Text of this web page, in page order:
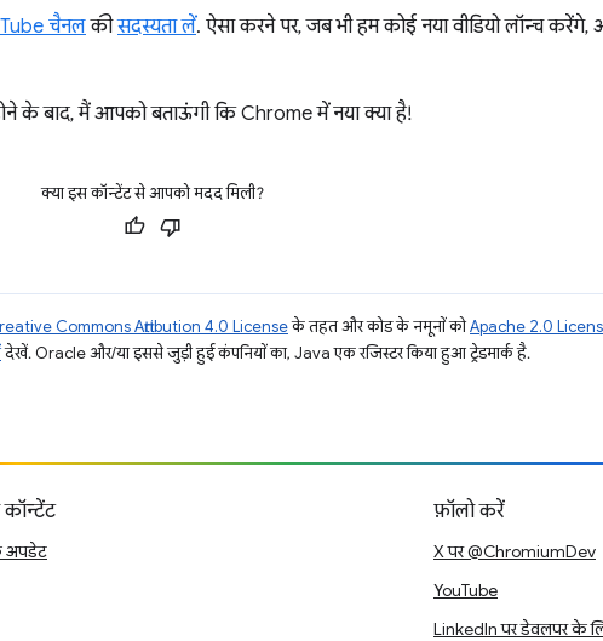
चैनलकीसदस्यता लें. ऐसा करने पर, जब भी हम कोई नया वीडियो लॉन्च
के बाद, मैं आपको बताऊंगी कि Chrome में नया क्या है!
क्या इस कॉन्टेंट से आपको मदद मिली?
Commons Attribution 4.0 Licenseके तहत और कोड के नमूनों कोApache 2.0
देखें. Oracle और/या इससे जुड़ी हुई कंपनियों का, Java एक रजिस्टर किया हुआ ट्रेडमार्क है.
अपडेट
फ़ॉलो करें
X पर @ChromiumDev
YouTube
LinkedIn पर डेवलपर के